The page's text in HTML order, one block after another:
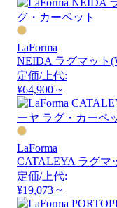
LaForma
NEIDA ラグマット
定価/上代:
¥64,900 ~
LaForma
CATALEYA ラグマ
定価/上代:
¥19,073 ~